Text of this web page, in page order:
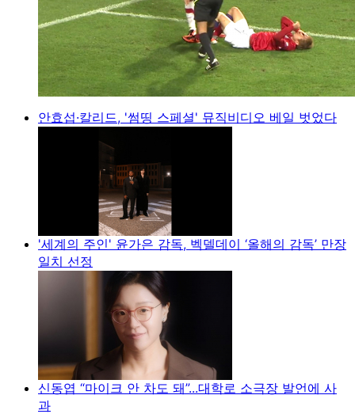
안효섭·칼리드, '썸띵 스페셜' 뮤직비디오 베일 벗었다
'세계의 주인' 윤가은 감독, 벡델데이 ‘올해의 감독’ 만장
일치 선정
신동엽 “마이크 안 차도 돼”...대학로 소극장 발언에 사
과